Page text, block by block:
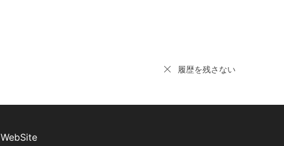
履歴を残さない
WebSite